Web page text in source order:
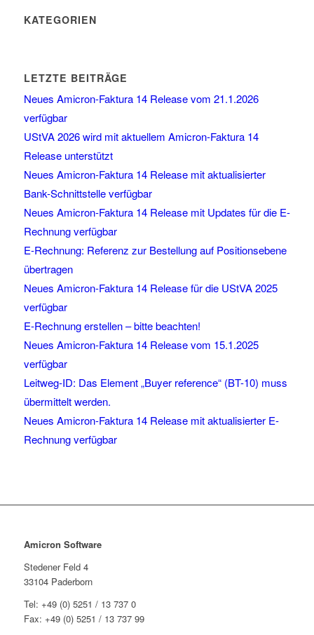
KATEGORIEN
LETZTE BEITRÄGE
Neues Amicron-Faktura 14 Release vom 21.1.2026
verfügbar
UStVA 2026 wird mit aktuellem Amicron-Faktura 14
Release unterstützt
Neues Amicron-Faktura 14 Release mit aktualisierter
Bank-Schnittstelle verfügbar
Neues Amicron-Faktura 14 Release mit Updates für die E-
Rechnung verfügbar
E-Rechnung: Referenz zur Bestellung auf Positionsebene
übertragen
Neues Amicron-Faktura 14 Release für die UStVA 2025
verfügbar
E-Rechnung erstellen – bitte beachten!
Neues Amicron-Faktura 14 Release vom 15.1.2025
verfügbar
Leitweg-ID: Das Element „Buyer reference“ (BT-10) muss
übermittelt werden.
Neues Amicron-Faktura 14 Release mit aktualisierter E-
Rechnung verfügbar
Amicron Software
Stedener Feld 4
33104 Paderborn
Tel: +49 (0) 5251 / 13 737 0
Fax: +49 (0) 5251 / 13 737 99